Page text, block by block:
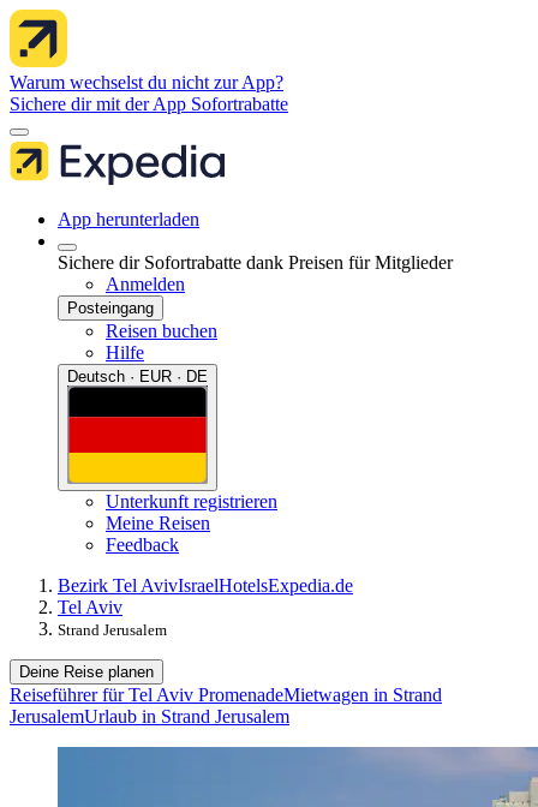
Warum wechselst du nicht zur App?
Sichere dir mit der App Sofortrabatte
App herunterladen
Sichere dir Sofortrabatte dank Preisen für Mitglieder
Anmelden
Posteingang
Reisen buchen
Hilfe
Deutsch · EUR · DE
Unterkunft registrieren
Meine Reisen
Feedback
Bezirk Tel AvivIsraelHotelsExpedia.de
Tel Aviv
Strand Jerusalem
Deine Reise planen
Reiseführer für Tel Aviv PromenadeMietwagen in Strand
JerusalemUrlaub in Strand Jerusalem